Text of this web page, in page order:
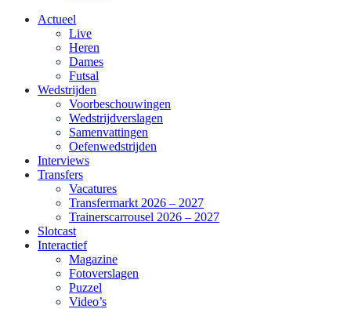
Actueel
Live
Heren
Dames
Futsal
Wedstrijden
Voorbeschouwingen
Wedstrijdverslagen
Samenvattingen
Oefenwedstrijden
Interviews
Transfers
Vacatures
Transfermarkt 2026 – 2027
Trainerscarrousel 2026 – 2027
Slotcast
Interactief
Magazine
Fotoverslagen
Puzzel
Video’s